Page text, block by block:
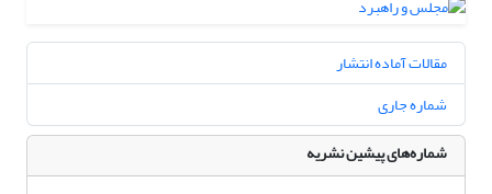
مقالات آماده انتشار
شماره جاری
شماره‌های پیشین نشریه